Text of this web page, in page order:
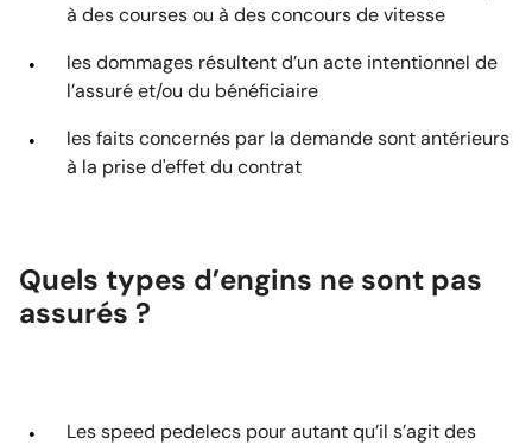
à des courses ou à des concours de vitesse
les dommages résultent d’un acte intentionnel de
l’assuré et/ou du bénéficiaire
les faits concernés par la demande sont antérieurs
à la prise d'effet du contrat
Quels types d’engins ne sont pas
assurés ?
Les speed pedelecs pour autant qu’il s’agit des